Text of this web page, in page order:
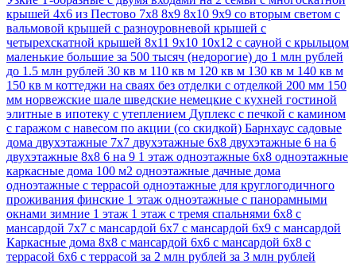
крышей 4х6 из Пестово 7х8 8х9 8х10 9х9 со вторым светом с
вальмовой крышей с разноуровневой крышей с
четырехскатной крышей 8х11 9х10 10х12 с сауной с крыльцом
маленькие большие за 500 тысяч (недорогие) до 1 млн рублей
до 1.5 млн рублей 30 кв м 110 кв м 120 кв м 130 кв м 140 кв м
150 кв м коттеджи на сваях без отделки с отделкой 200 мм 150
мм норвежские шале шведские немецкие с кухней гостиной
элитные в ипотеку с утеплением Дуплекс с печкой с камином
с гаражом с навесом по акции (со скидкой) Барнхаус садовые
дома двухэтажные 7х7 двухэтажные 6х8 двухэтажные 6 на 6
двухэтажные 8х8 6 на 9 1 этаж одноэтажные 6х8 одноэтажные
каркасные дома 100 м2 одноэтажные дачные дома
одноэтажные с террасой одноэтажные для круглогодичного
проживания финские 1 этаж одноэтажные с панорамными
окнами зимние 1 этаж 1 этаж с тремя спальнями 6х8 с
мансардой 7х7 с мансардой 6х7 с мансардой 6x9 с мансардой
Каркасные дома 8х8 с мансардой 6х6 с мансардой 6х8 с
террасой 6x6 с террасой за 2 млн рублей за 3 млн рублей